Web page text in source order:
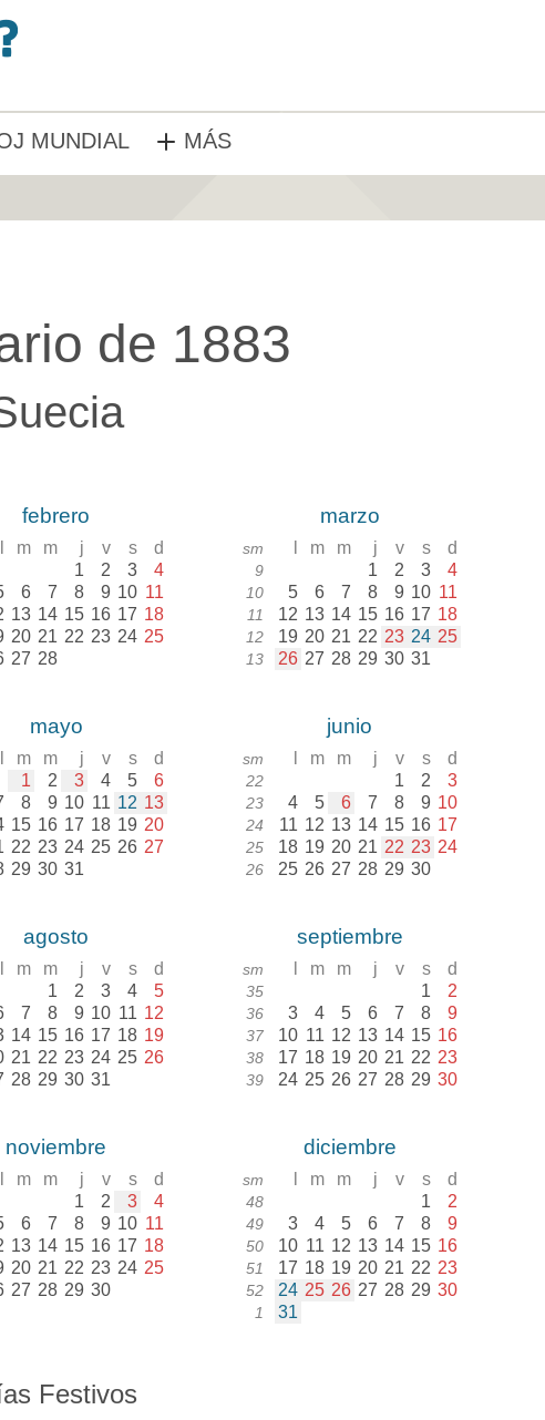
MUNDIAL MÁS
de 1883
febrero
m m j v s d
1 2 3 4
6 7 8 9 10 11
13 14 15 16 17 18
20 21 22 23 24 25
27 28
marzo
sm m m j v s d
9 1 2 3 4
10 5 6 7 8 9 10 11
11 12 13 14 15 16 17 18
12 19 20 21 22 23 24 25
13 26 27 28 29 30 31
mayo
m m j v s d
1 2 3 4 5 6
8 9 10 11 12 13
15 16 17 18 19 20
22 23 24 25 26 27
29 30 31
junio
sm m m j v s d
22 1 2 3
23 4 5 6 7 8 9 10
24 11 12 13 14 15 16 17
25 18 19 20 21 22 23 24
26 25 26 27 28 29 30
agosto
m m j v s d
1 2 3 4 5
7 8 9 10 11 12
14 15 16 17 18 19
21 22 23 24 25 26
28 29 30 31
septiembre
sm m m j v s d
35 1 2
36 3 4 5 6 7 8 9
37 10 11 12 13 14 15 16
38 17 18 19 20 21 22 23
39 24 25 26 27 28 29 30
noviembre
m m j v s d
1 2 3 4
6 7 8 9 10 11
13 14 15 16 17 18
20 21 22 23 24 25
27 28 29 30
diciembre
sm m m j v s d
48 1 2
49 3 4 5 6 7 8 9
50 10 11 12 13 14 15 16
51 17 18 19 20 21 22 23
52 24 25 26 27 28 29 30
1 31
Festivos